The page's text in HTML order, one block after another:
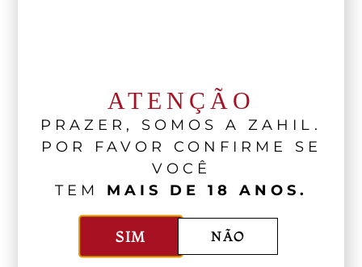
ATENÇÃO
PRAZER, SOMOS A ZAHIL.
POR FAVOR CONFIRME SE
VOCÊ
TEM MAIS DE 18 ANOS.
SIM NÃO